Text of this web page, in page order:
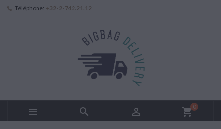
Téléphone: +32-2-742.21.12
   shopping_cart0